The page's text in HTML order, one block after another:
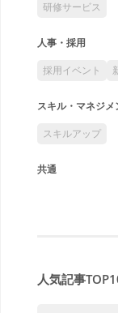
研修サービス
人事・採用
採用イベント
スキル・マネジメ
スキルアップ
共通
人気記事